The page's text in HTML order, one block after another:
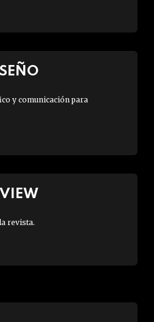
y comunicación para
revista.